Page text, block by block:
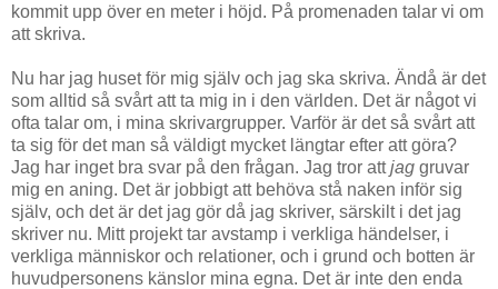
kommit upp över en meter i höjd. På promenaden talar vi om
att skriva.
Nu har jag huset för mig själv och jag ska skriva. Ändå är det
som alltid så svårt att ta mig in i den världen. Det är något vi
ofta talar om, i mina skrivargrupper. Varför är det så svårt att
ta sig för det man så väldigt mycket längtar efter att göra?
Jag har inget bra svar på den frågan. Jag tror attjag gruvar
mig en aning. Det är jobbigt att behöva stå naken inför sig
själv, och det är det jag gör då jag skriver, särskilt i det jag
skriver nu. Mitt projekt tar avstamp i verkliga händelser, i
verkliga människor och relationer, och i grund och botten är
huvudpersonens känslor mina egna. Det är inte den enda